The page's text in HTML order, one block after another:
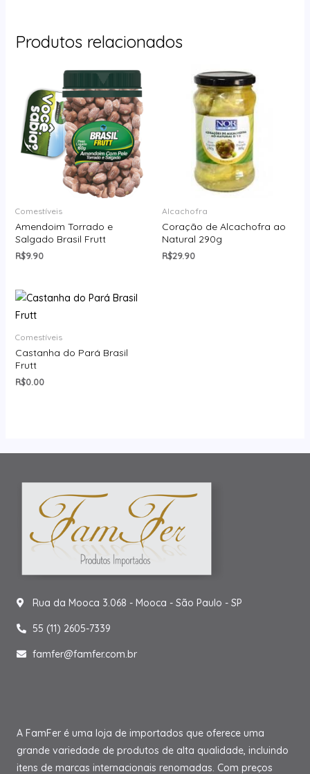
Produtos relacionados
Comestíveis
Amendoim Torrado e
Salgado Brasil Frutt
R$9.90
Alcachofra
Coração de Alcachofra ao
Natural 290g
R$29.90
Comestíveis
Castanha do Pará Brasil
Frutt
R$0.00
Rua da Mooca 3.068 - Mooca - São Paulo - SP
55 (11) 2605-7339
famfer@famfer.com.br
A FamFer é uma loja de importados que oferece uma
grande variedade de produtos de alta qualidade, incluindo
itens de marcas internacionais renomadas. Com preços